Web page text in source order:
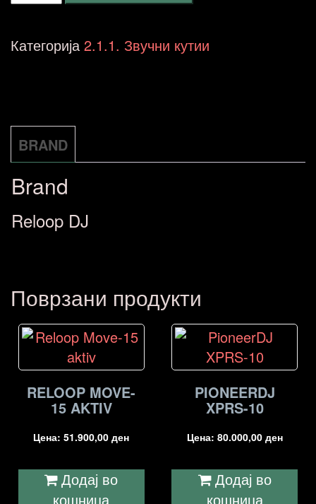
10
Категорија2.1.1. Звучни кутии
BRAND
Brand
Reloop DJ
Поврзани продукти
RELOOP MOVE-
15 AKTIV
Цена:51.900,00ден
Додај во
кошница
PIONEERDJ
XPRS-10
Цена: 80.000,00 ден
Додај во
кошница